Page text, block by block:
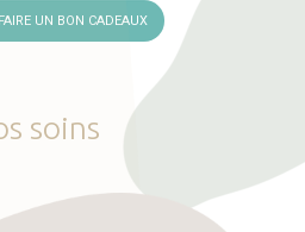
UN BON CADEAUX
soins